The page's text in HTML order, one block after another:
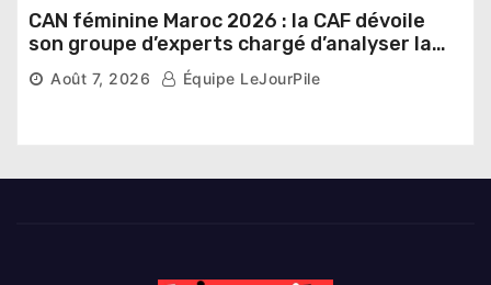
CAN féminine Maroc 2026 : la CAF dévoile
son groupe d’experts chargé d’analyser la
compétition
Août 7, 2026 Équipe LeJourPile